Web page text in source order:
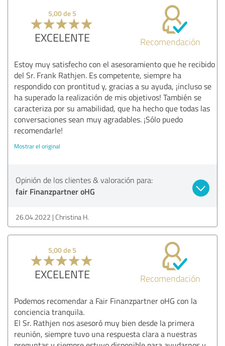
5,00 de 5
EXCELENTE Recomendación
Estoy muy satisfecho con el asesoramiento que he recibido
del Sr. Frank Rathjen. Es competente, siempre ha
respondido con prontitud y, gracias a su ayuda, ¡incluso se
ha superado la realización de mis objetivos! También se
caracteriza por su amabilidad, que ha hecho que todas las
conversaciones sean muy agradables. ¡Sólo puedo
recomendarle!
Mostrar el original
Opinión de los clientes & valoración para:
fair Finanzpartner oHG
26.04.2022 Christina H.
5,00 de 5
EXCELENTE Recomendación
Podemos recomendar a Fair Finanzpartner oHG con la
conciencia tranquila.
El Sr. Rathjen nos asesoró muy bien desde la primera
reunión, siempre tuvo una respuesta clara a nuestras